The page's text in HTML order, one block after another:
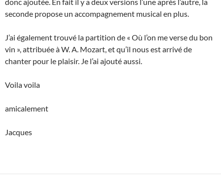
seconde propose un accompagnement musical en plus.
J’ai également trouvé la partition de « Où l’on me verse du bon
vin », attribuée à W. A. Mozart, et qu’il nous est arrivé de
chanter pour le plaisir. Je l’ai ajouté aussi.
Voila voila
amicalement
Jacques